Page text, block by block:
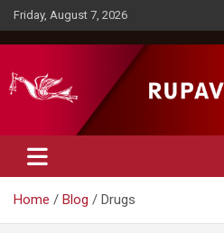
Skip
to
content
Friday, August 7, 2026
Rupavahini News
Home Blog Drugs